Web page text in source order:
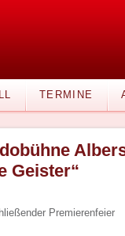
TERMINE
Geister“
Premierenfeier